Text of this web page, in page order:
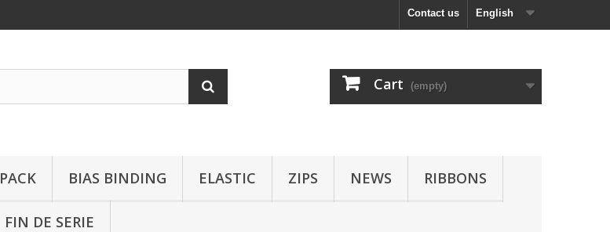
English
Contact us
Cart (empty)
PACK BIAS BINDING ELASTIC ZIPS NEWS RIBBONS
FIN DE SERIE